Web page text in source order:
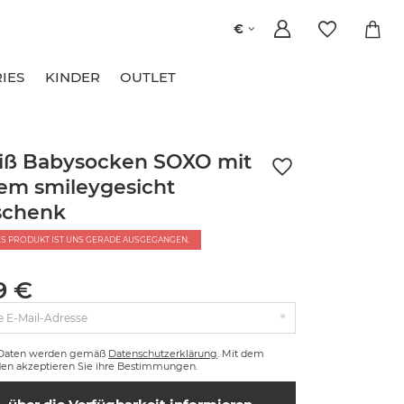
€
KINDER OUTLET
Babysocken SOXO mit
smileygesicht
PRODUKT IST UNS GERADE AUSGEGANGEN.
€
E-Mail-Adresse
werden gemäß Datenschutzerklärung. Mit dem
akzeptieren Sie ihre Bestimmungen.